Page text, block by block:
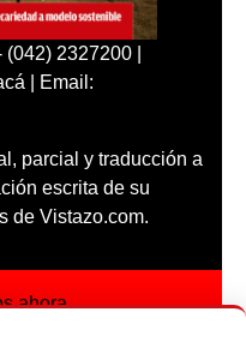
2327200 |
| Email:
parcial y traducción a
escrita de su
de Vistazo.com.
ahora